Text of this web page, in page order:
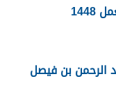
الرحمن بن فيصل